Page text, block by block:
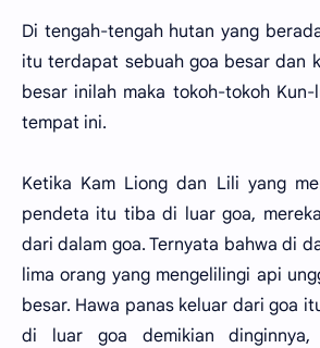
Di tengah-tengah hutan yang
itu terdapat sebuah goa besar dan
besar inilah maka tokoh-tokoh
tempat ini.
Ketika Kam Liong dan Lili yang
pendeta itu tiba di luar goa,
dari dalam goa. Ternyata bahwa di
lima orang yang mengelilingi api
besar. Hawa panas keluar dari goa
di luar goa demikian